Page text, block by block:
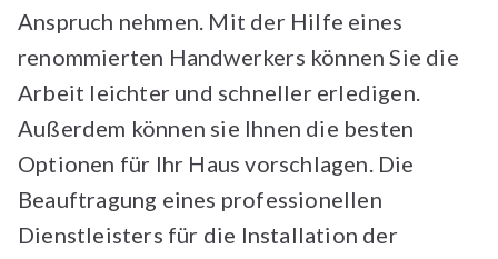
Anspruch nehmen. Mit der Hilfe eines
renommierten Handwerkers können Sie die
Arbeit leichter und schneller erledigen.
Außerdem können sie Ihnen die besten
Optionen für Ihr Haus vorschlagen. Die
Beauftragung eines professionellen
Dienstleisters für die Installation der